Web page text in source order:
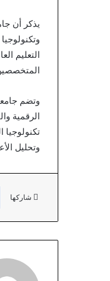
يذكر أن
التعليم
تكنولوجيا
وتحليل
شاركها